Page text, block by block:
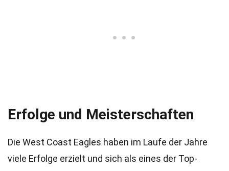
Erfolge und Meisterschaften
Die West Coast Eagles haben im Laufe der Jahre
viele Erfolge erzielt und sich als eines der Top-